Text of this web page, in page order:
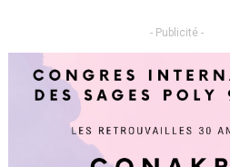
- Publicité -